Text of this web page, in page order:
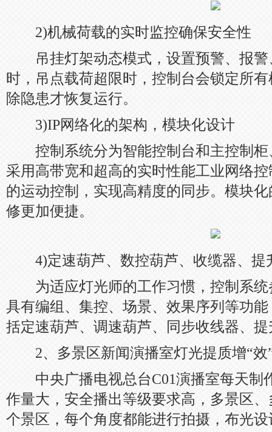
2)机械荷载的实时监控确保安全性
吊挂灯架动态模式，设置预警、报警
时，吊点载荷超限时，控制台会锁定所
除隐患才恢复运行。
3)IP网络化的架构，模块化设计
控制系统分为智能控制台和主控制柜
采用高带宽和超高的实时性能工业网络
的运动控制，实现高精度的同步。模块
修更加便捷。
4)定速葫芦、数控葫芦、收缆器、提
为适应灯光师的工作习惯，控制系统
具有编组、集控、场景、效果序列等功
括定速葫芦、调速葫芦、同步收线器、
2、多景区新闻演播室灯光提质增“效
中央广播电视总台C01演播室每天制
作量大，安全播出等级要求高，多景区
个景区，每个角度都能进行拍摄，布光